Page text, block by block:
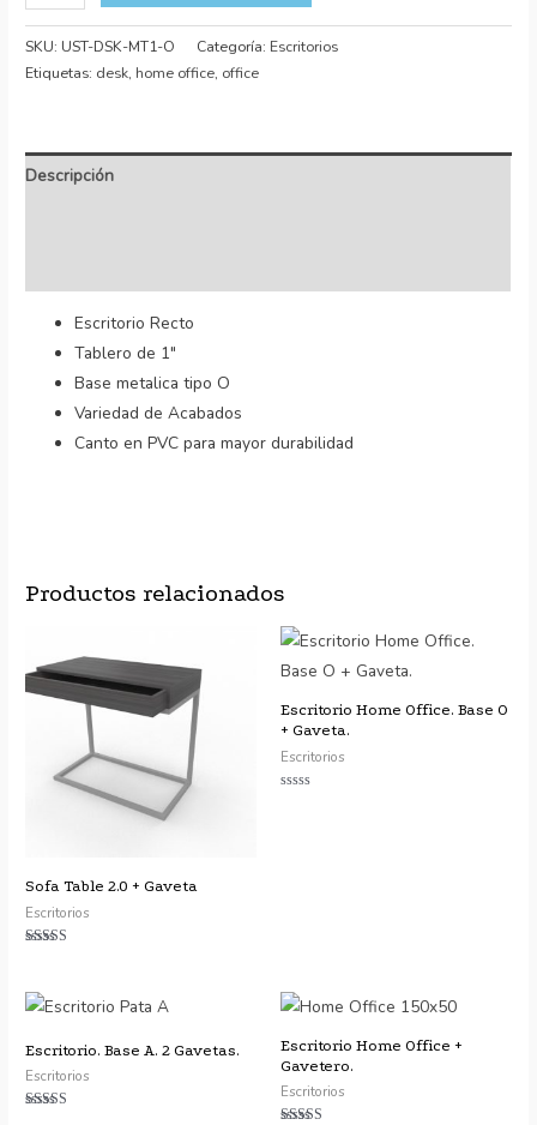
SKU: UST-DSK-MT1-O Categoría: Escritorios
Etiquetas: desk, home office, office
Descripción
Escritorio Recto
Tablero de 1″
Base metalica tipo O
Variedad de Acabados
Canto en PVC para mayor durabilidad
Productos relacionados
Sofa Table 2.0 + Gaveta
Escritorios
Escritorio Home Office. Base O
+ Gaveta.
Escritorios
Escritorio. Base A. 2 Gavetas.
Escritorios
Escritorio Home Office +
Gavetero.
Escritorios